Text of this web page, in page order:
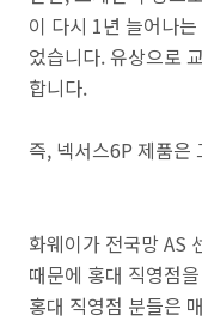
이 다시 1년 늘어나
었습니다. 유상으로
합니다.
즉, 넥서스6P 제품은
화웨이가 전국망 AS
때문에 홍대 직영점
홍대 직영점 분들은